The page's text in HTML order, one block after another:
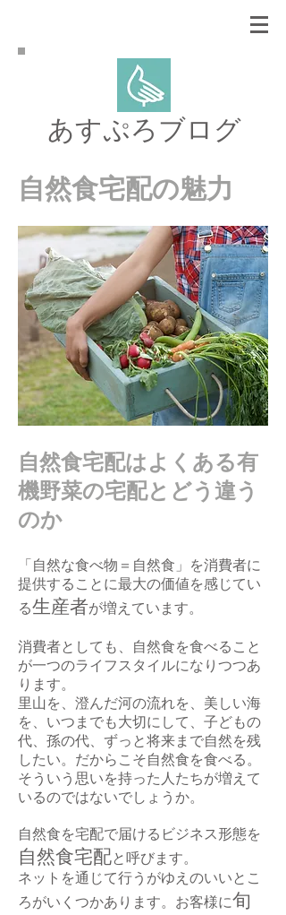
あすぷろブログ
自然食宅配の魅力
自然食宅配はよくある有
機野菜の宅配とどう違う
のか
「自然な食べ物＝自然食」を消費者に
提供することに最大の価値を感じてい
る生産者が増えています。
消費者としても、自然食を食べること
が一つのライフスタイルになりつつあ
ります。
里山を、澄んだ河の流れを、美しい海
を、いつまでも大切にして、子どもの
代、孫の代、ずっと将来まで自然を残
したい。だからこそ自然食を食べる。
そういう思いを持った人たちが増えて
いるのではないでしょうか。
自然食を宅配で届けるビジネス形態を
自然食宅配と呼びます。
ネットを通じて行うがゆえのいいとこ
ろがいくつかあります。お客様に旬